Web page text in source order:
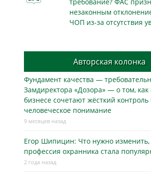
незаконным
ЧОП из-за отсутствия
Авторская колонка
Фундамент качества —
Замдиректора «Дозора» — о том,
бизнесe сочетают жёсткий контроль
человеческое понимание
9 месяцев назад
Егор Шипицин: Что нужно
профессия охранника стала
2 года назад